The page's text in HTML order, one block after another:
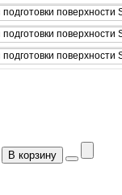
В корзину